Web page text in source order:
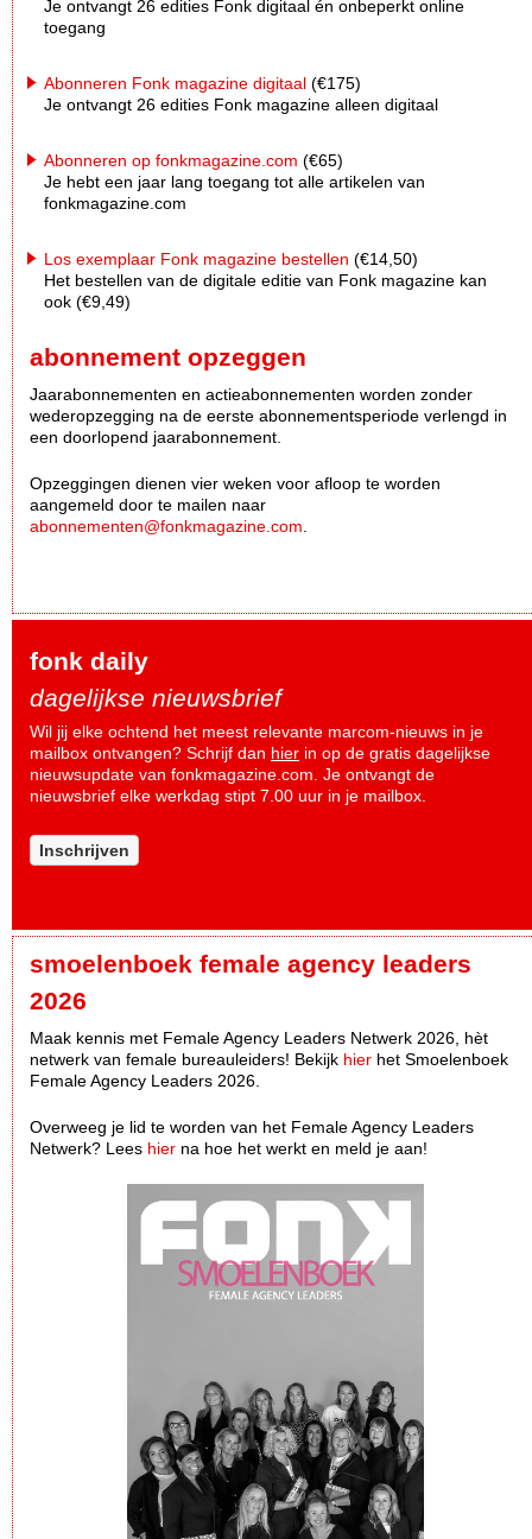
Je ontvangt 26 edities Fonk digitaal én onbeperkt online
toegang
Abonneren Fonk magazine digitaal (€175)
Je ontvangt 26 edities Fonk magazine alleen digitaal
Abonneren op fonkmagazine.com (€65)
Je hebt een jaar lang toegang tot alle artikelen van
fonkmagazine.com
Los exemplaar Fonk magazine bestellen (€14,50)
Het bestellen van de digitale editie van Fonk magazine kan
ook (€9,49)
abonnement opzeggen
Jaarabonnementen en actieabonnementen worden zonder
wederopzegging na de eerste abonnementsperiode verlengd in
een doorlopend jaarabonnement.
Opzeggingen dienen vier weken voor afloop te worden
aangemeld door te mailen naar
abonnementen@fonkmagazine.com.
fonk daily
dagelijkse nieuwsbrief
Wil jij elke ochtend het meest relevante marcom-nieuws in je
mailbox ontvangen? Schrijf dan hier in op de gratis dagelijkse
nieuwsupdate van fonkmagazine.com. Je ontvangt de
nieuwsbrief elke werkdag stipt 7.00 uur in je mailbox.
Inschrijven
smoelenboek female agency leaders
2026
Maak kennis met Female Agency Leaders Netwerk 2026, hèt
netwerk van female bureauleiders! Bekijk hier het Smoelenboek
Female Agency Leaders 2026.
Overweeg je lid te worden van het Female Agency Leaders
Netwerk? Lees hier na hoe het werkt en meld je aan!